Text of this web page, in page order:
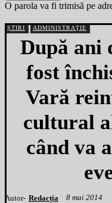
O parola va fi trimisă pe
ȘTIRI ADMINISTRAȚIE
După ani
fost
Vară
cultural
când va
Autor- Redacția 8 mai 2014